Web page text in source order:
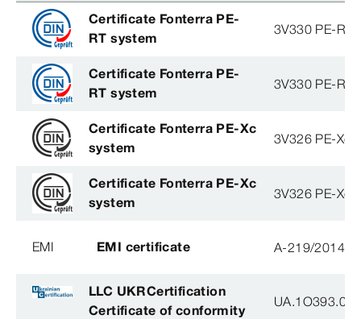
Certificate Fonterra PE-
RT system
3V330 PE-RT
Certificate Fonterra PE-
RT system
3V330 PE-RT
Certificate Fonterra PE-Xc
system
3V326 PE-Xc
Certificate Fonterra PE-Xc
system
3V326 PE-Xc
EMI EMI certificate A-219/2014
LLC UKRCertification
Certificate of conformity